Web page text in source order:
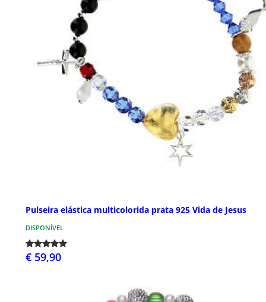
Pulseira elástica multicolorida prata 925 Vida de Jesus
DISPONÍVEL
€ 59,90